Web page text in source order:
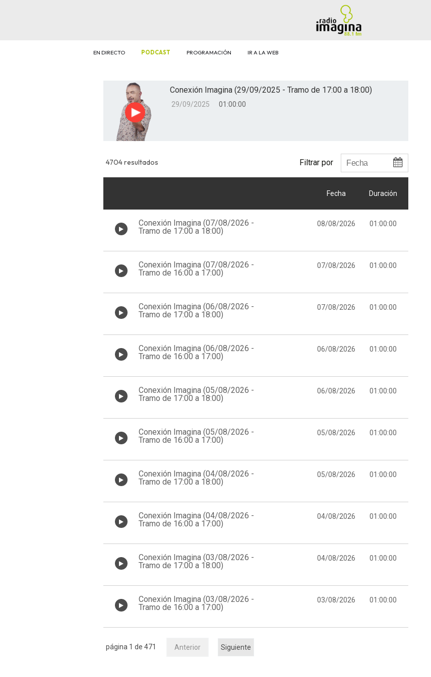
EN DIRECTO PODCAST PROGRAMACIÓN IR A LA WEB
Reproducir
Conexión Imagina (29/09/2025 - Tramo de 17:00 a 18:00)
29/09/2025 01:00:00
4704 resultados Filtrar por
Fecha Duración
Conexión Imagina (07/08/2026 -
Tramo de 17:00 a 18:00)
08/08/2026 01:00:00
Conexión Imagina (07/08/2026 -
Tramo de 16:00 a 17:00)
07/08/2026 01:00:00
Conexión Imagina (06/08/2026 -
Tramo de 17:00 a 18:00)
07/08/2026 01:00:00
Conexión Imagina (06/08/2026 -
Tramo de 16:00 a 17:00)
06/08/2026 01:00:00
Conexión Imagina (05/08/2026 -
Tramo de 17:00 a 18:00)
06/08/2026 01:00:00
Conexión Imagina (05/08/2026 -
Tramo de 16:00 a 17:00)
05/08/2026 01:00:00
Conexión Imagina (04/08/2026 -
Tramo de 17:00 a 18:00)
05/08/2026 01:00:00
Conexión Imagina (04/08/2026 -
Tramo de 16:00 a 17:00)
04/08/2026 01:00:00
Conexión Imagina (03/08/2026 -
Tramo de 17:00 a 18:00)
04/08/2026 01:00:00
Conexión Imagina (03/08/2026 -
Tramo de 16:00 a 17:00)
03/08/2026 01:00:00
Anterior Siguiente
página 1 de 471